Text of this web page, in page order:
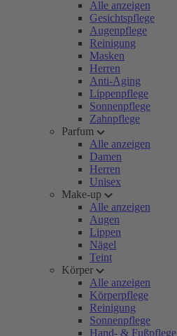
Alle anzeigen
Gesichtspflege
Augenpflege
Reinigung
Masken
Herren
Anti-Aging
Lippenpflege
Sonnenpflege
Zahnpflege
Parfum
Alle anzeigen
Damen
Herren
Unisex
Make-up
Alle anzeigen
Augen
Lippen
Nägel
Teint
Körper
Alle anzeigen
Körperpflege
Reinigung
Sonnenpflege
Hand- & Fußpflege